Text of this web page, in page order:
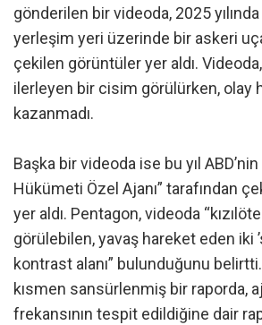
gönderilen bir videoda, 2025 yılında
yerleşim yeri üzerinde bir askeri
çekilen görüntüler yer aldı.
ilerleyen bir cisim görülürken, olay
kazanmadı.
Başka bir videoda ise bu yıl ABD’nin
Hükümeti Özel Ajanı” tarafından
yer aldı. Pentagon, videoda
görülebilen, yavaş hareket eden iki
kontrast alanı” bulunduğunu
kısmen sansürlenmiş bir raporda,
frekansının tespit edildiğine dair